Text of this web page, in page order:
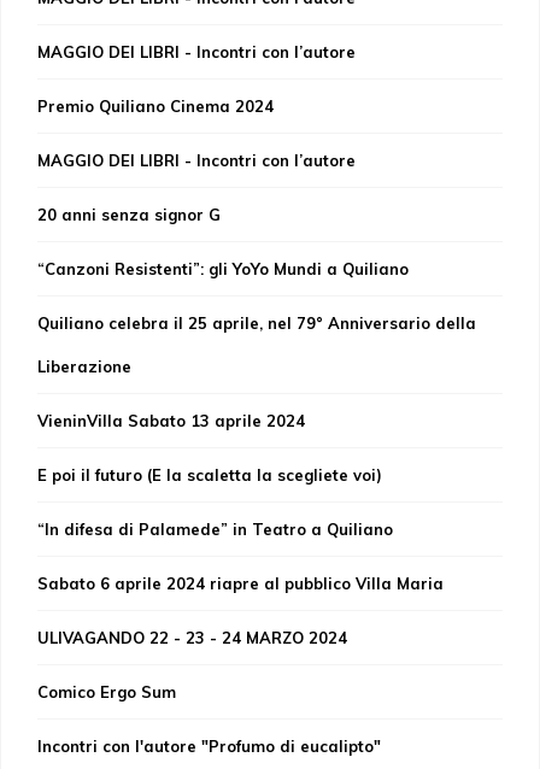
MAGGIO DEI LIBRI - Incontri con l’autore
Premio Quiliano Cinema 2024
MAGGIO DEI LIBRI - Incontri con l’autore
20 anni senza signor G
“Canzoni Resistenti”: gli YoYo Mundi a Quiliano
Quiliano celebra il 25 aprile, nel 79° Anniversario della
Liberazione
VieninVilla Sabato 13 aprile 2024
E poi il futuro (E la scaletta la scegliete voi)
“In difesa di Palamede” in Teatro a Quiliano
Sabato 6 aprile 2024 riapre al pubblico Villa Maria
ULIVAGANDO 22 - 23 - 24 MARZO 2024
Comico Ergo Sum
Incontri con l'autore "Profumo di eucalipto"